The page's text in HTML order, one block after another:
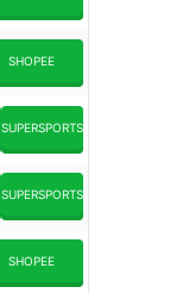
SHOPEE
SUPERSPORTS
SUPERSPORTS
SHOPEE